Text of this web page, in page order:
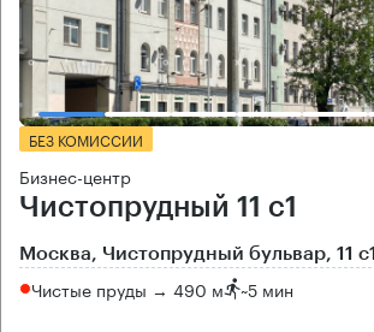
БЕЗ КОМИССИИ
Бизнес-центр
Чистопрудный 11 с1
Москва, Чистопрудный бульвар, 11 с1
Чистые пруды → 490 м ~5 мин